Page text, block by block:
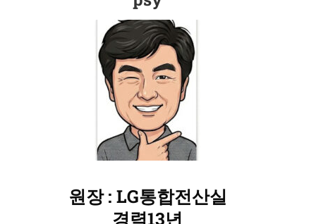
원장 : LG통합전산실
경력13년